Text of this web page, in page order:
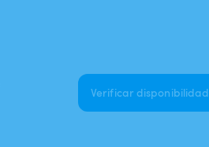
Verificar disponibilidad